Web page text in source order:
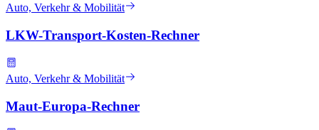
Auto, Verkehr & Mobilität
LKW-Transport-Kosten-Rechner
Auto, Verkehr & Mobilität
Maut-Europa-Rechner